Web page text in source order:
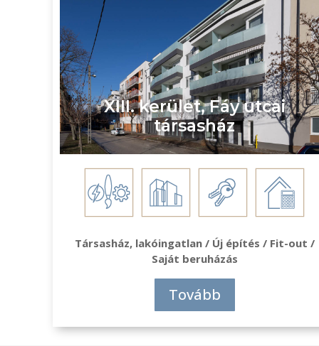
XIII. kerület, Fáy utcai
társasház
Társasház, lakóingatlan / Új építés / Fit-out /
Saját beruházás
Tovább